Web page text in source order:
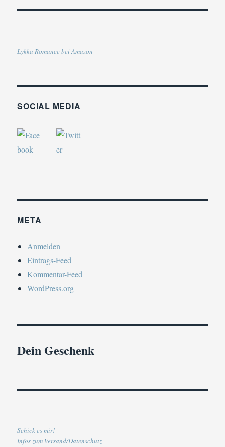
Lykka Romance bei Amazon
SOCIAL MEDIA
META
Anmelden
Eintrags-Feed
Kommentar-Feed
WordPress.org
Dein Geschenk
Schick es mir!
Infos zum Versand/Datenschutz